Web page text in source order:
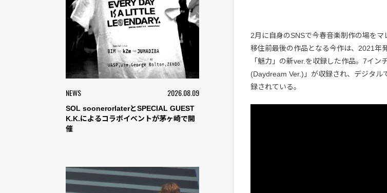
NEWS 2026.08.09
SOL soonerorlaterとSPECIAL GUEST
K.K.によるコラボイベントが茅ヶ崎で開
催
2月に自身のSNSで今春音楽制作の場をマ
移住前最後の作品となる今作は、2021年
「魅力」の新ver.を収録した作品。7イ
(Daydream Ver.)」が収録され、デジタ
録されている。